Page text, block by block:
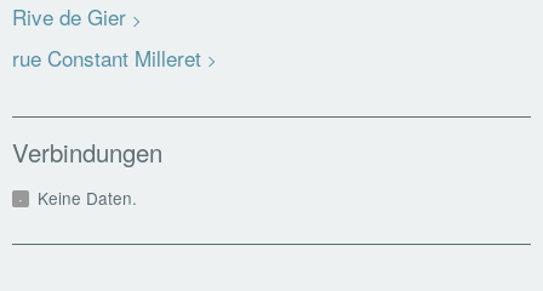
Rive de Gier
rue Constant Milleret
Verbindungen
Keine Daten.